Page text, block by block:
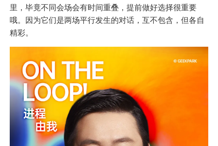
里，毕竟不同会场会有时间重叠，提前做好选择很重要
哦。因为它们是两场平行发生的对话，互不包含，但各自
精彩。